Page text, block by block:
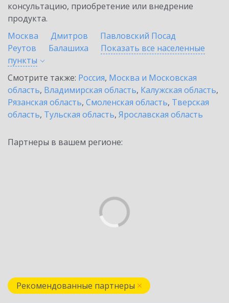
консультацию, приобретение или внедрение
продукта.
Москва
Дмитров
Павловский Посад
Реутов
Балашиха
Показать все населенные
пункты
Смотрите также: Россия, Москва и Московская
область, Владимирская область, Калужская область,
Рязанская область, Смоленская область, Тверская
область, Тульская область, Ярославская область
Партнеры в вашем регионе:
Рекомендованные партнеры